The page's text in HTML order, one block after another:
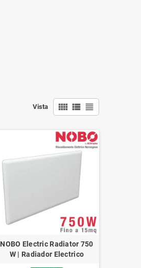
Vista view_comfy view_list view_headline
NOBO Electric Radiator 750
W | Radiador Electrico